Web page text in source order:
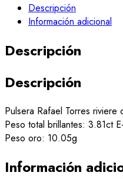
Descripción
Información adicional
Descripción
Descripción
Pulsera Rafael Torres
Peso total brillantes: 3.81ct
Peso oro: 10.05g
Información